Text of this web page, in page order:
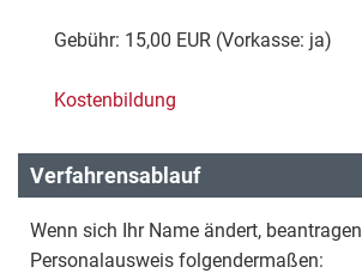
Gebühr: 15,00 EUR (Vorkasse: ja)
Kostenbildung
Verfahrensablauf
Wenn sich Ihr Name ändert,
Personalausweis folgendermaßen: